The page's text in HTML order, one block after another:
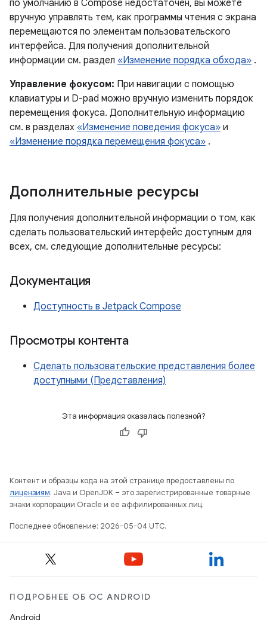
по умолчанию в Compose недостаточен, вы можете
вручную управлять тем, как программы чтения с экрана
перемещаются по элементам пользовательского
интерфейса. Для получения дополнительной
информации см. раздел «Изменение порядка обхода» .
Управление фокусом: При навигации с помощью
клавиатуры и D-pad можно вручную изменить порядок
перемещения фокуса. Дополнительную информацию
см. в разделах «Изменение поведения фокуса» и
«Изменение порядка перемещения фокуса» .
Дополнительные ресурсы
Для получения дополнительной информации о том, как
сделать пользовательский интерфейс доступным для
всех, см. следующие дополнительные ресурсы:
Документация
Доступность в Jetpack Compose
Просмотры контента
Сделать пользовательские представления более
доступными (Представления)
Эта информация оказалась полезной?
Контент и образцы кода на этой странице предоставлены по
лицензиям. Java и OpenJDK – это зарегистрированные товарные
знаки корпорации Oracle и ее аффилированных лиц.
Последнее обновление: 2026-05-04 UTC.
ПОДРОБНЕЕ ОБ ОС ANDROID
Android